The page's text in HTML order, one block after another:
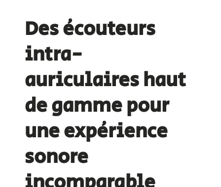
Des écouteurs
intra-
auriculaires haut
de gamme pour
une expérience
sonore